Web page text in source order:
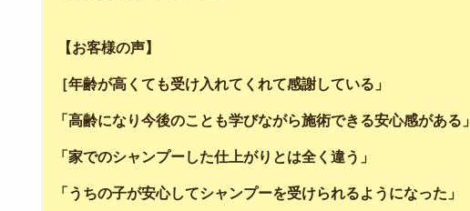
【お客様の声】
［年齢が高くても受け入れてくれて感謝している」
「高齢になり今後のことも学びながら施術できる安心感がある」
「家でのシャンプーした仕上がりとは全く違う」
「うちの子が安心してシャンプーを受けられるようになった」